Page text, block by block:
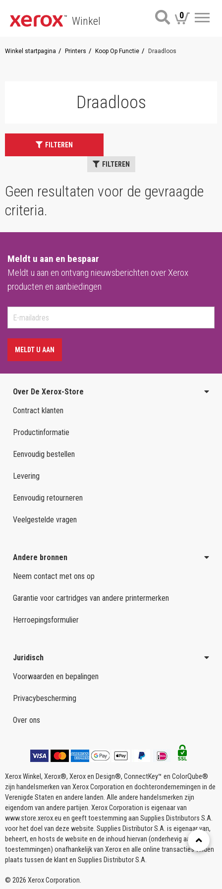
Winkel 0
Winkel startpagina Printers Koop Op Functie Draadloos
Draadloos
FILTEREN
FILTEREN
Geen resultaten voor de gevraagde
criteria.
Meldt u aan en bespaar
Meldt u aan en ontvang nieuwsberichten over Xerox
producten en aanbiedingen
MELDT U AAN
Over De Xerox-Store
Contract klanten
Productinformatie
Eenvoudig bestellen
Levering
Eenvoudig retourneren
Veelgestelde vragen
Andere bronnen
Neem contact met ons op
Garantie voor cartridges van andere printermerken
Herroepingsformulier
Juridisch
Voorwaarden en bepalingen
Privacybescherming
Over ons
Xerox Winkel, Xerox®, Xerox en Design®, ConnectKey™ en ColorQube®
zijn handelsmerken van Xerox Corporation en dochterondernemingen in de
Verenigde Staten en andere landen. Alle andere handelsmerken zijn
eigendom van andere partijen. Xerox Corporation is eigenaar van
www.store.xerox.eu en geeft toestemming aan Supplies Distributors S.A.
voor het doel van deze website. Supplies Distributor S.A. is eigenaar van,
beheert, en hosts de website en de inhoud hiervan (onderhevig aan
toestemmingen) onafhankelijk van Xerox en alle online transacties vinden
plaats tussen de klant en Supplies Distributor S.A.
© 2026 Xerox Corporation.